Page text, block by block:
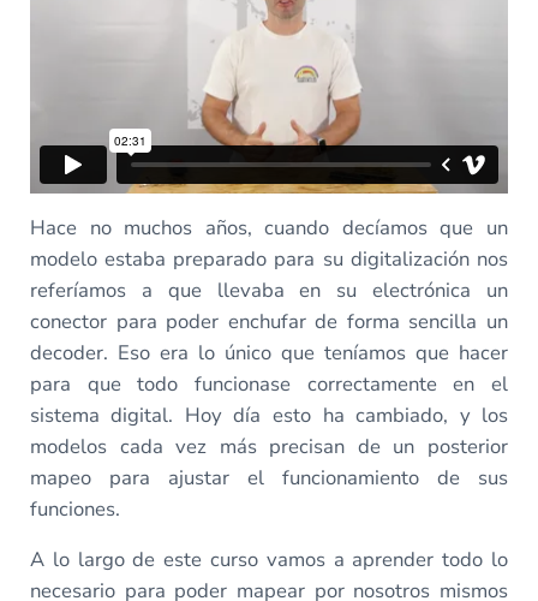
Hace no muchos años, cuando decíamos que un
modelo estaba preparado para su digitalización nos
referíamos a que llevaba en su electrónica un
conector para poder enchufar de forma sencilla un
decoder. Eso era lo único que teníamos que hacer
para que todo funcionase correctamente en el
sistema digital. Hoy día esto ha cambiado, y los
modelos cada vez más precisan de un posterior
mapeo para ajustar el funcionamiento de sus
funciones.
A lo largo de este curso vamos a aprender todo lo
necesario para poder mapear por nosotros mismos